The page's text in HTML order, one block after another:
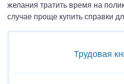
желания тратить время на
случае проще купить справки
Трудовая